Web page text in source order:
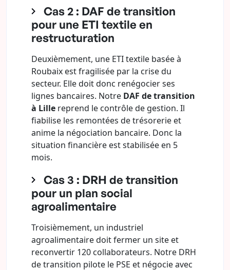
Cas 2 : DAF de transition
pour une ETI textile en
restructuration
Deuxièmement, une ETI textile basée à
Roubaix est fragilisée par la crise du
secteur. Elle doit donc renégocier ses
lignes bancaires. Notre DAF de transition
à Lille reprend le contrôle de gestion. Il
fiabilise les remontées de trésorerie et
anime la négociation bancaire. Donc la
situation financière est stabilisée en 5
mois.
Cas 3 : DRH de transition
pour un plan social
agroalimentaire
Troisièmement, un industriel
agroalimentaire doit fermer un site et
reconvertir 120 collaborateurs. Notre DRH
de transition pilote le PSE et négocie avec